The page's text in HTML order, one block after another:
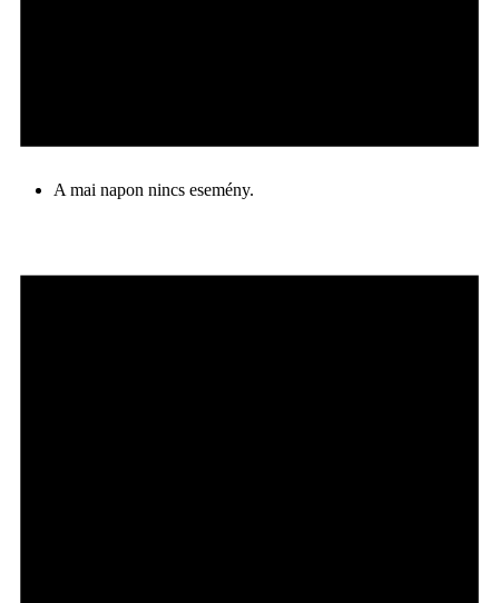
A mai napon nincs esemény.